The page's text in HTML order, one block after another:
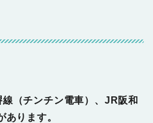
（チンチン電車）、JR阪和
ります。